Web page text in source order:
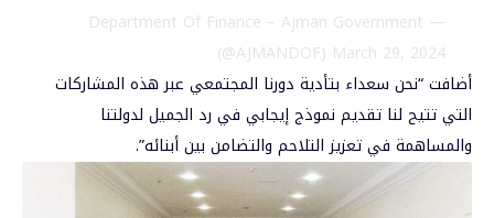
— Department Of Finance – Ajman Government
(@AJMANDOF) March 29, 2024
أضافت “نحن سعداء بتأدية دورنا المجتمعي عبر هذه المشاركات
التي تتيح لنا تقديم نموذج إيجابي في رد الجميل لدولتنا
والمساهمة في تعزيز التلاحم والتضامن بين أبنائه”.